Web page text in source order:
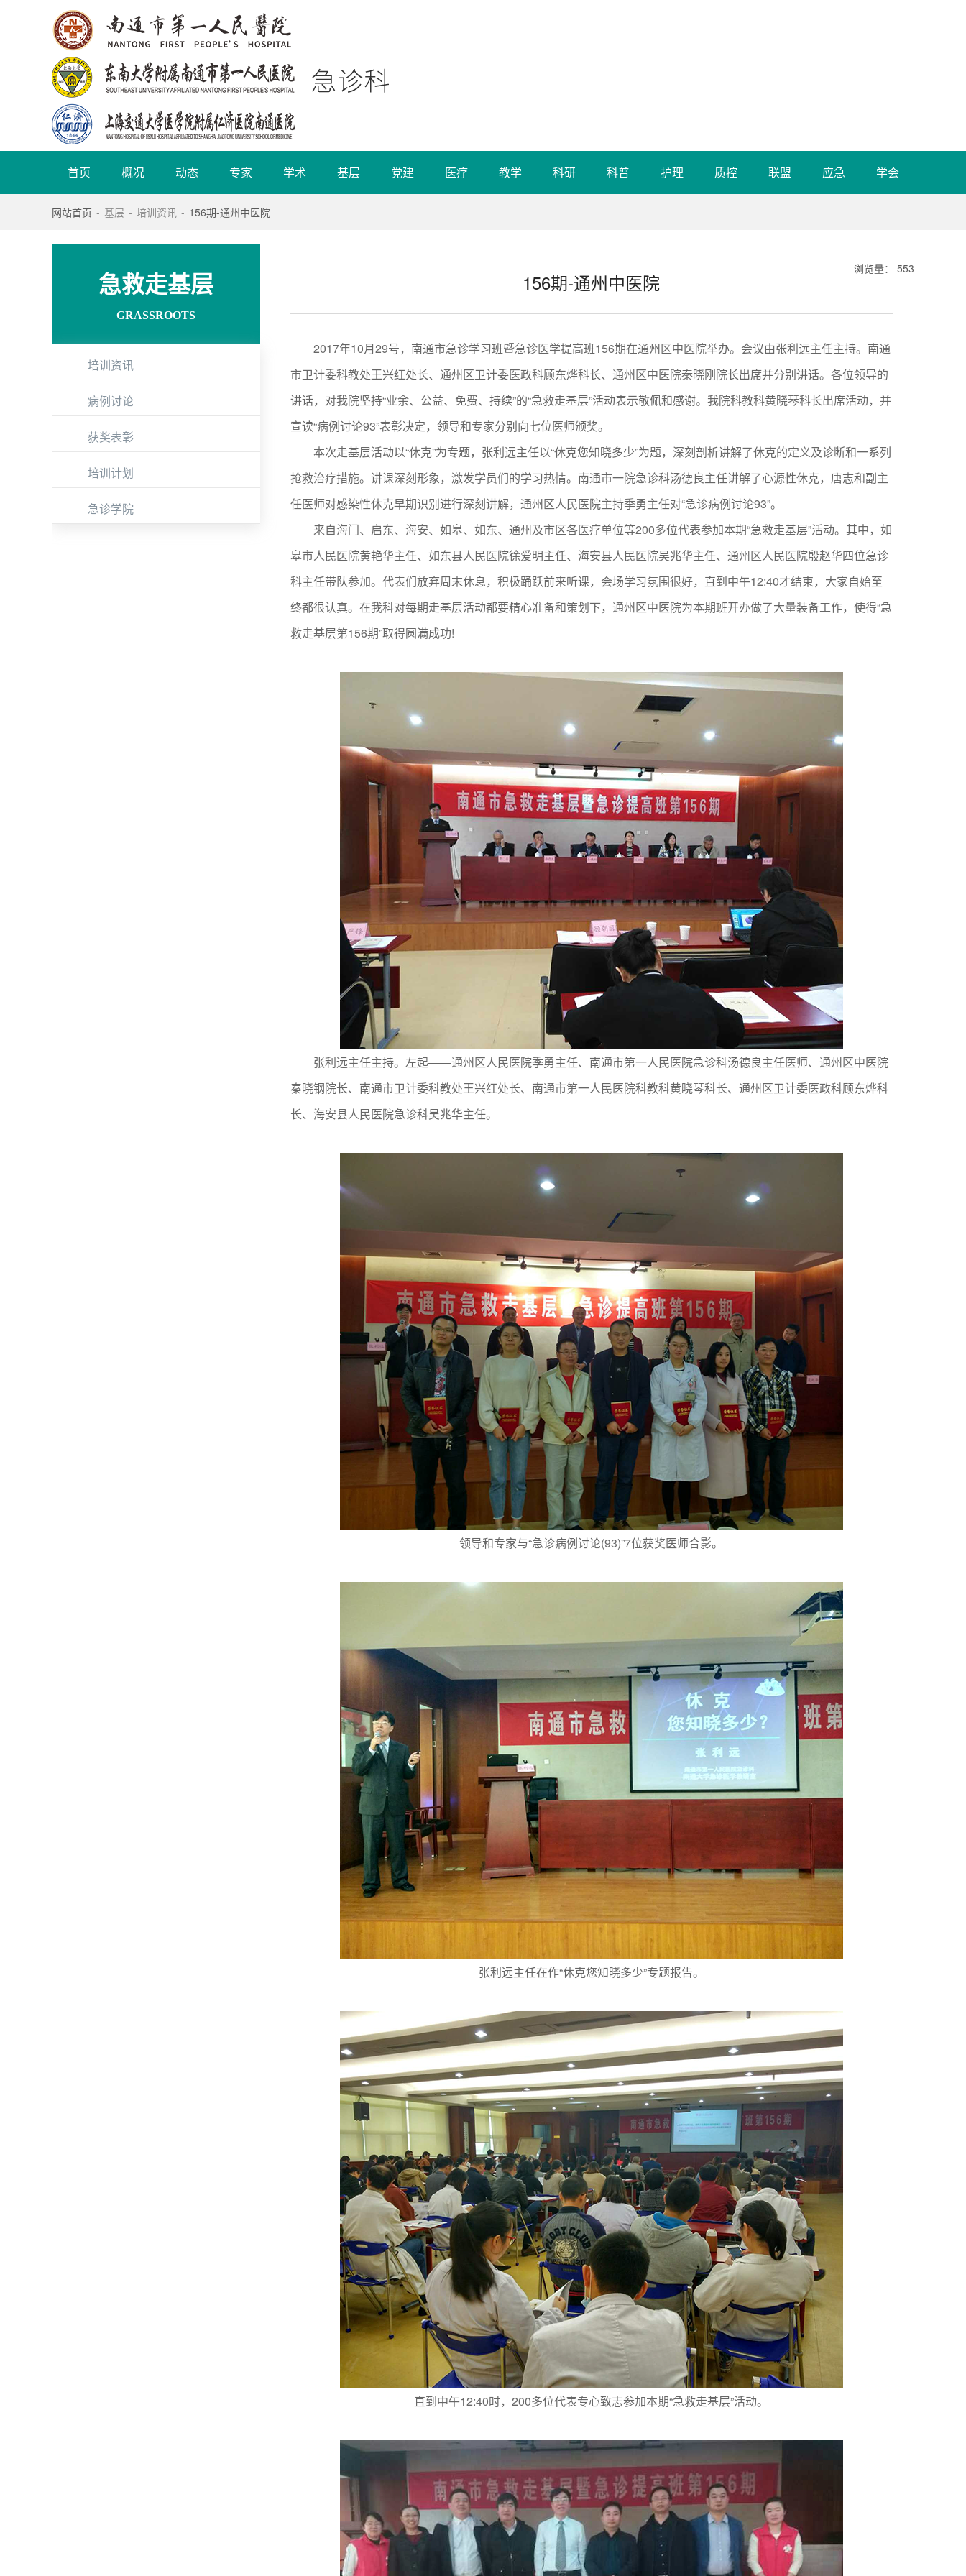
首页 概况 动态 专家 学术 基层 党建 医疗 教学 科研 科普 护理 质控 联盟 应急 学会
网站首页 - 基层 - 培训资讯 - 156期-通州中医院
急救走基层
GRASSROOTS
培训资讯
病例讨论
获奖表彰
培训计划
急诊学院
156期-通州中医院
浏览量： 553
2017年10月29号，南通市急诊学习班暨急诊医学提高班156期在通州区中医院举办。会议由张利远主任主持。南通
市卫计委科教处王兴红处长、通州区卫计委医政科顾东烨科长、通州区中医院秦晓刚院长出席并分别讲话。各位领导的
讲话，对我院坚持“业余、公益、免费、持续”的“急救走基层”活动表示敬佩和感谢。我院科教科黄晓琴科长出席活动，并
宣读“病例讨论93”表彰决定，领导和专家分别向七位医师颁奖。
本次走基层活动以“休克”为专题，张利远主任以“休克您知晓多少”为题，深刻剖析讲解了休克的定义及诊断和一系列
抢救治疗措施。讲课深刻形象，激发学员们的学习热情。南通市一院急诊科汤德良主任讲解了心源性休克，唐志和副主
任医师对感染性休克早期识别进行深刻讲解，通州区人民医院主持季勇主任对“急诊病例讨论93”。
来自海门、启东、海安、如皋、如东、通州及市区各医疗单位等200多位代表参加本期“急救走基层”活动。其中，如
皋市人民医院黄艳华主任、如东县人民医院徐爱明主任、海安县人民医院吴兆华主任、通州区人民医院殷赵华四位急诊
科主任带队参加。代表们放弃周末休息，积极踊跃前来听课，会场学习氛围很好，直到中午12:40才结束，大家自始至
终都很认真。在我科对每期走基层活动都要精心准备和策划下，通州区中医院为本期班开办做了大量装备工作，使得“急
救走基层第156期”取得圆满成功!
张利远主任主持。左起——通州区人民医院季勇主任、南通市第一人民医院急诊科汤德良主任医师、通州区中医院
秦晓钢院长、南通市卫计委科教处王兴红处长、南通市第一人民医院科教科黄晓琴科长、通州区卫计委医政科顾东烨科
长、海安县人民医院急诊科吴兆华主任。
领导和专家与“急诊病例讨论(93)”7位获奖医师合影。
张利远主任在作“休克您知晓多少”专题报告。
直到中午12:40时，200多位代表专心致志参加本期“急救走基层”活动。